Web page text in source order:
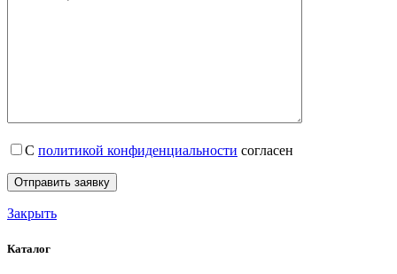
С политикой конфиденциальности согласен
Закрыть
Каталог